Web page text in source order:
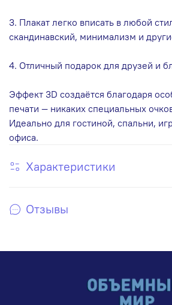
3. Плакат легко вписать в любой
скандинавский, минимализм и
4. Отличный подарок для друзей и
Эффект 3D создаётся благодаря
печати — никаких специальных
Идеально для гостиной, спальни,
офиса.
Характеристики
Отзывы